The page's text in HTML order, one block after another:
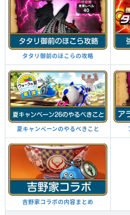
タタリ御前のほこらの攻略
夏キャンペーンのやるべきこと
吉野家コラボの内容まとめ